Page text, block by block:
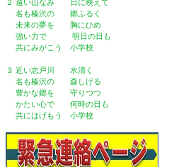
２ 遠い山なみ 日に映えて
名も榛沢の 郷ふるく
未来の夢を 胸にひめ
強い力で 明日の日も
共にみがこう 小学校
３ 近い志戸川 水清く
名も榛沢の 森しげる
豊かな郷を 守りつつ
かたい心で 何時の日も
共にはげもう 小学校